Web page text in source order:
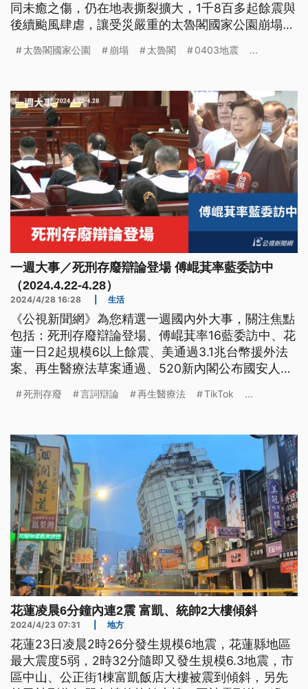
同未癒之傷，仍在地表撕裂擴大，1千8百多起餘震與
後續颱風肆虐，讓受災嚴重的太魯閣國家公園崩塌面
太魯閣國家公園 崩塌 太魯閣 0403地震 ...
一週大事／死刑存廢辯論登場 傅崐萁率藍委訪中
（2024.4.22-4.28）
2024/4/28 16:28 生活
《公視新聞網》為您精選一週國內外大事，關注焦點
包括：死刑存廢辯論登場、傅崐萁率16藍委訪中、花
蓮一日2起規模6以上餘震、美通過3.1兆台幣援外法
案、再生醫療法草案通過、520新內閣公布國安人
死刑存廢 言詞辯論 再生醫療法 TikTok ...
花蓮凌晨6分鐘內連2震 富凱、統帥2大樓傾斜
2024/4/23 07:31 地方
花蓮23日凌晨2時26分發生規模6地震，花蓮縣地區
最大震度5弱，2時32分隨即又發生規模6.3地震，市
區中山、公正街1棟富凱飯店大樓被震到傾斜，另先